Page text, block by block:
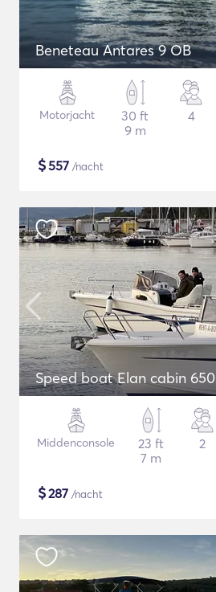
Beneteau Antares 9 OB
Motorjacht
30 ft
9 m
4
$557 /nacht
Speed boat Elan cabin 650
Middenconsole
23 ft
7 m
2
$287 /nacht